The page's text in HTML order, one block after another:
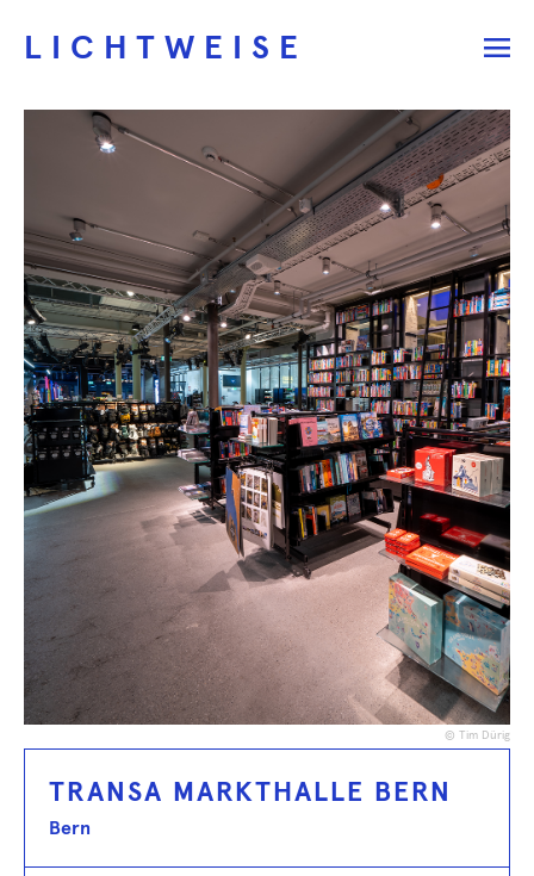
LICHTWEISE
© Tim Dürig
TRANSA MARKTHALLE BERN
Bern